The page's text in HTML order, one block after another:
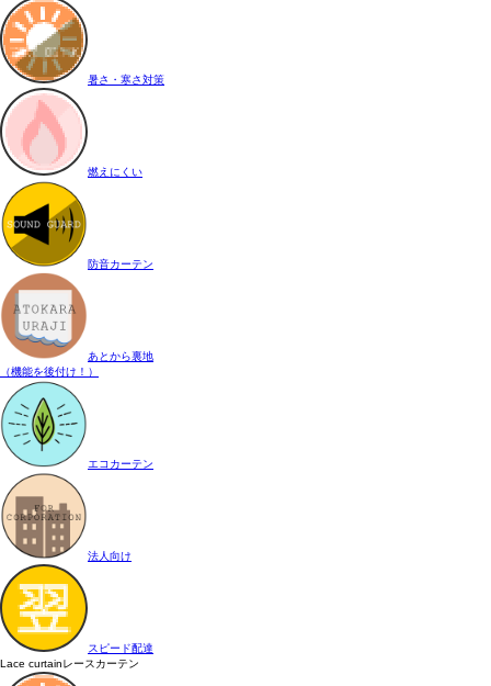
暑さ・寒さ対策
燃えにくい
防音カーテン
あとから裏地
（機能を後付け！）
エコカーテン
法人向け
スピード配達
Lace curtainレースカーテン